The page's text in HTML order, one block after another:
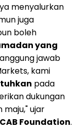
menyalurkan
juga
boleh
yang
jawab
kami
pada
dukungan
ujar
Foundation.